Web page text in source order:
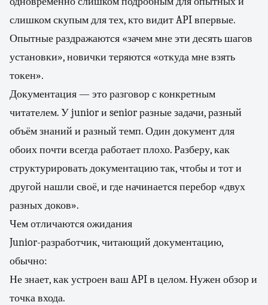
слишком скупым для тех, кто видит API впервые.
Опытные раздражаются «зачем мне эти десять шагов
установки», новички теряются «откуда мне взять
токен».
Документация — это разговор с конкретным
читателем. У junior и senior разные задачи, разный
объём знаний и разный темп. Один документ для
обоих почти всегда работает плохо. Разберу, как
структурировать документацию так, чтобы и тот и
другой нашли своё, и где начинается перебор «двух
разных доков».
Чем отличаются ожидания
Junior-разработчик, читающий документацию,
обычно:
Не знает, как устроен ваш API в целом. Нужен обзор и
точка входа.